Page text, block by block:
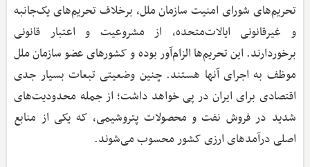
تحریم‌های شورای امنیت سازمان ملل، برخلاف تحریم‌های یک‌جانبه
و غیرقانونی ایالات‌متحده، از مشروعیت و اعتبار قانونی
برخوردارند. این تحریم‌ها الزام‌آور بوده و کشورهای عضو سازمان ملل
موظف به اجرای آنها هستند. چنین وضعیتی تبعات بسیار جدی
اقتصادی برای ایران در پی خواهد داشت؛ از جمله محدودیت‌های
شدید در فروش نفت و محصولات پتروشیمی، که یکی از منابع
اصلی درآمدهای ارزی کشور محسوب می‌شوند.